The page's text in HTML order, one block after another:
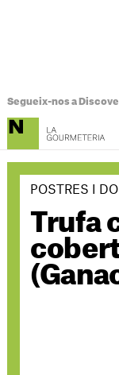
Segueix-nos a
POSTRES I
Trufa